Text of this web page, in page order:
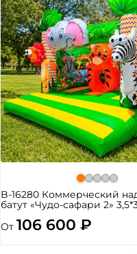
B-16280 Коммерческий
батут «Чудо-сафари 2»
От 106 600 ₽